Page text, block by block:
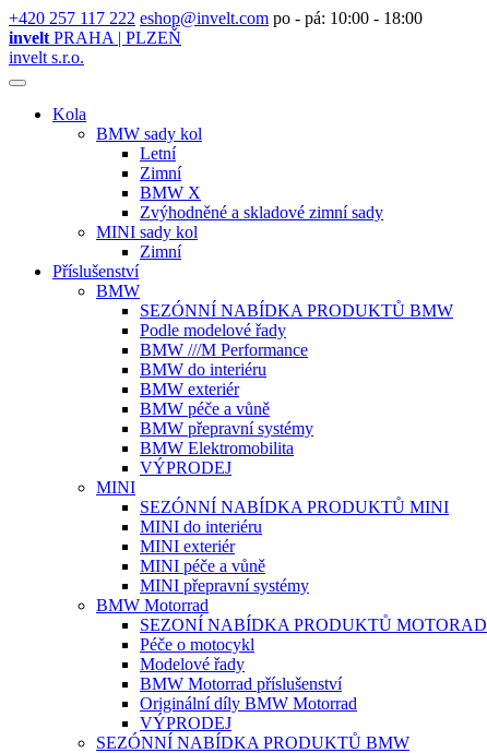
+420 257 117 222 eshop@invelt.com po - pá: 10:00 - 18:00
invelt PRAHA | PLZEŇ
invelt s.r.o.
Kola
BMW sady kol
Letní
Zimní
BMW X
Zvýhodněné a skladové zimní sady
MINI sady kol
Zimní
Příslušenství
BMW
SEZÓNNÍ NABÍDKA PRODUKTŮ BMW
Podle modelové řady
BMW ///M Performance
BMW do interiéru
BMW exteriér
BMW péče a vůně
BMW přepravní systémy
BMW Elektromobilita
VÝPRODEJ
MINI
SEZÓNNÍ NABÍDKA PRODUKTŮ MINI
MINI do interiéru
MINI exteriér
MINI péče a vůně
MINI přepravní systémy
BMW Motorrad
SEZONÍ NABÍDKA PRODUKTŮ MOTORAD
Péče o motocykl
Modelové řady
BMW Motorrad příslušenství
Originální díly BMW Motorrad
VÝPRODEJ
SEZÓNNÍ NABÍDKA PRODUKTŮ BMW